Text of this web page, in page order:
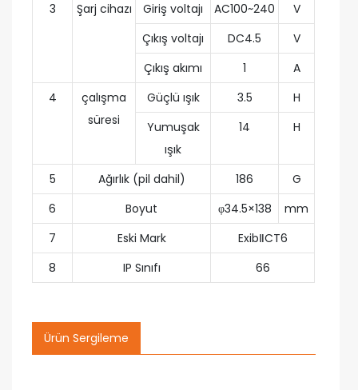
3 Şarj cihazı Giriş voltajı AC100~240
V
Çıkış voltajı
DC4.5
V
Çıkış akımı
1
A
4
çalışma
süresi
Güçlü ışık 3.5
H
Yumuşak
ışık
14 H
5 Ağırlık (pil dahil) 186
G
6
Boyut φ34.5×138
mm
7
Eski Mark
ExibⅡCT6
8
IP Sınıfı 66
Ürün Sergileme